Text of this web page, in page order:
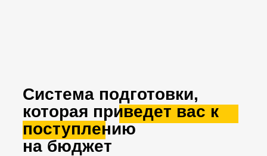
Система подготовки,
которая приведет вас к
поступлению
на бюджет